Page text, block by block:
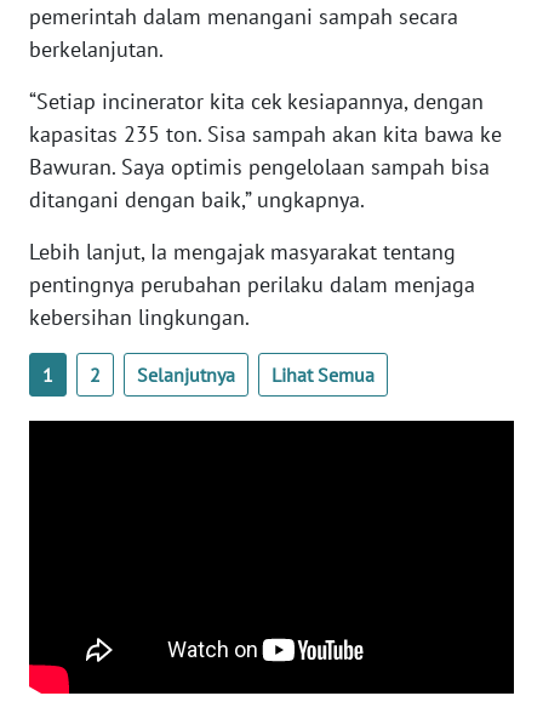
pemerintah dalam menangani sampah secara
berkelanjutan.
“Setiap incinerator kita cek kesiapannya, dengan
kapasitas 235 ton. Sisa sampah akan kita bawa ke
Bawuran. Saya optimis pengelolaan sampah bisa
ditangani dengan baik,” ungkapnya.
Lebih lanjut, Ia mengajak masyarakat tentang
pentingnya perubahan perilaku dalam menjaga
kebersihan lingkungan.
1 2 Selanjutnya Lihat Semua
NTB
WN
SULTENG
WN
SULBAR
BABEL
WN
SUMBAR
WN
LAMPUNG